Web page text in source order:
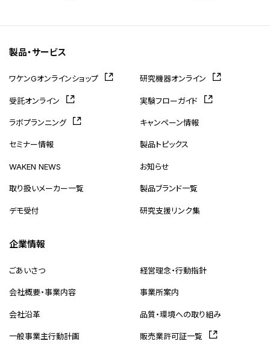
製品・サービス
ワケンGオンラインショップ 研究機器オンライン
受託オンライン 実験フローガイド
ラボプランニング キャンペーン情報
セミナー情報 製品トピックス
WAKEN NEWS お知らせ
取り扱いメーカー一覧 製品ブランド一覧
デモ受付 研究支援リンク集
企業情報
ごあいさつ 経営理念・行動指針
会社概要・事業内容 事業所案内
会社沿革 品質・環境への取り組み
一般事業主行動計画 販売業許可証一覧